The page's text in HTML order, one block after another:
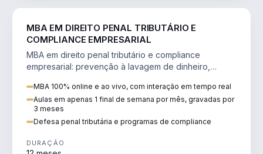
MBA EM DIREITO PENAL TRIBUTÁRIO E
COMPLIANCE EMPRESARIAL
MBA em direito penal tributário e compliance
empresarial: prevenção à lavagem de dinheiro,
MBA 100% online e ao vivo, com interação em tempo real
Aulas em apenas 1 final de semana por mês, gravadas por
3 meses
Defesa penal tributária e programas de compliance
DURAÇÃO